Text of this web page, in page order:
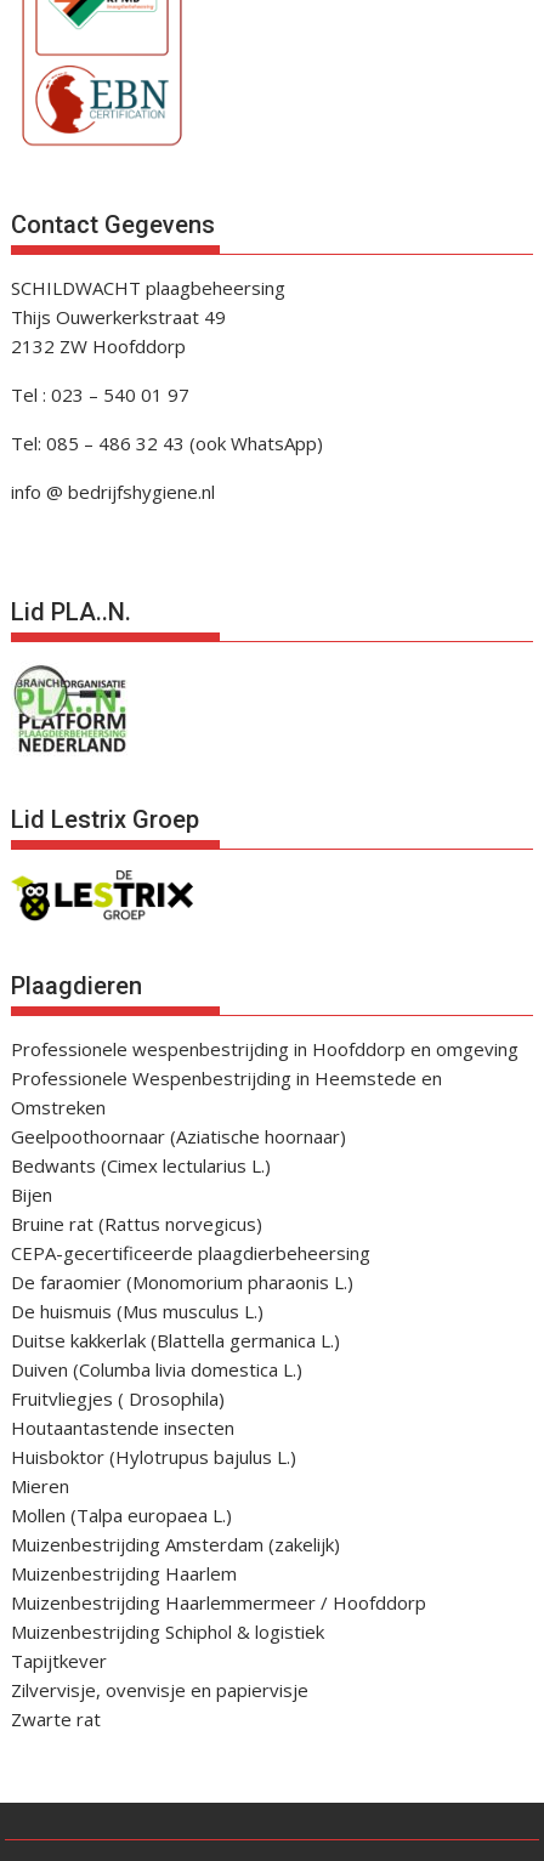
Contact Gegevens
SCHILDWACHT plaagbeheersing
Thijs Ouwerkerkstraat 49
2132 ZW Hoofddorp
Tel : 023 – 540 01 97
Tel: 085 – 486 32 43 (ook WhatsApp)
info @ bedrijfshygiene.nl
Lid PLA..N.
Lid Lestrix Groep
Plaagdieren
Professionele wespenbestrijding in Hoofddorp en omgeving
Professionele Wespenbestrijding in Heemstede en
Omstreken
Geelpoothoornaar (Aziatische hoornaar)
Bedwants (Cimex lectularius L.)
Bijen
Bruine rat (Rattus norvegicus)
CEPA-gecertificeerde plaagdierbeheersing
De faraomier (Monomorium pharaonis L.)
De huismuis (Mus musculus L.)
Duitse kakkerlak (Blattella germanica L.)
Duiven (Columba livia domestica L.)
Fruitvliegjes ( Drosophila)
Houtaantastende insecten
Huisboktor (Hylotrupus bajulus L.)
Mieren
Mollen (Talpa europaea L.)
Muizenbestrijding Amsterdam (zakelijk)
Muizenbestrijding Haarlem
Muizenbestrijding Haarlemmermeer / Hoofddorp
Muizenbestrijding Schiphol & logistiek
Tapijtkever
Zilvervisje, ovenvisje en papiervisje
Zwarte rat